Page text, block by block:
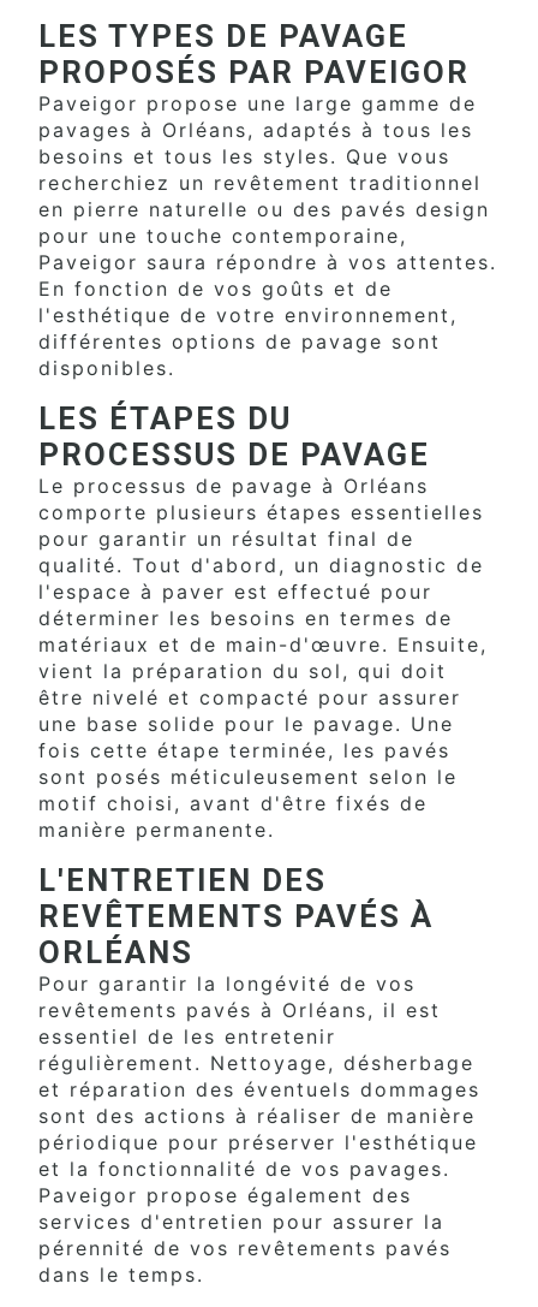
LES TYPES DE PAVAGE
PROPOSÉS PAR PAVEIGOR
Paveigor propose une large gamme de
pavages à Orléans, adaptés à tous les
besoins et tous les styles. Que vous
recherchiez un revêtement traditionnel
en pierre naturelle ou des pavés design
pour une touche contemporaine,
Paveigor saura répondre à vos attentes.
En fonction de vos goûts et de
l'esthétique de votre environnement,
différentes options de pavage sont
disponibles.
LES ÉTAPES DU
PROCESSUS DE PAVAGE
Le processus de pavage à Orléans
comporte plusieurs étapes essentielles
pour garantir un résultat final de
qualité. Tout d'abord, un diagnostic de
l'espace à paver est effectué pour
déterminer les besoins en termes de
matériaux et de main-d'œuvre. Ensuite,
vient la préparation du sol, qui doit
être nivelé et compacté pour assurer
une base solide pour le pavage. Une
fois cette étape terminée, les pavés
sont posés méticuleusement selon le
motif choisi, avant d'être fixés de
manière permanente.
L'ENTRETIEN DES
REVÊTEMENTS PAVÉS À
ORLÉANS
Pour garantir la longévité de vos
revêtements pavés à Orléans, il est
essentiel de les entretenir
régulièrement. Nettoyage, désherbage
et réparation des éventuels dommages
sont des actions à réaliser de manière
périodique pour préserver l'esthétique
et la fonctionnalité de vos pavages.
Paveigor propose également des
services d'entretien pour assurer la
pérennité de vos revêtements pavés
dans le temps.